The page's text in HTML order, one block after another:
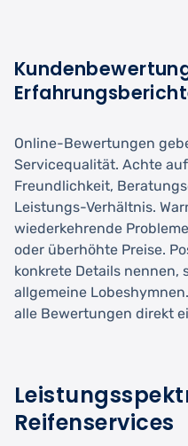
Online-Bewertungen
Servicequalität. Achte
Freundlichkeit,
Leistungs-Verhältnis.
wiederkehrende
oder überhöhte Preise.
konkrete Details nennen,
allgemeine
alle Bewertungen direkt
Reifenservices